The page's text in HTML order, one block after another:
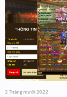
2 Tháng mười 2022